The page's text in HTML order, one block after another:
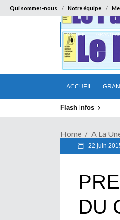
Qui sommes-nous Notre équipe
ACCUEIL
ACCUEIL GRAND
Flash Infos
Home A La
22 juin
DU